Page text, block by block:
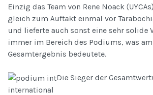
Einzig das Team von Rene Noack
gleich zum Auftakt einmal vor
und lieferte auch sonst eine sehr solide
immer im Bereich des Podiums, was
Gesamtergebnis bedeutete.
Die Sieger der
international